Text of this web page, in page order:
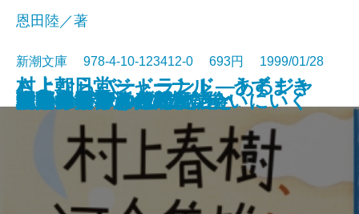
舞姫通信
きのね〔上〕
きのね〔下〕
「死の医学」への日記
いまなぜ青山二郎なのか
村上朝日堂ジャーナル うずまき
猫のみつけかた
さよならバードランド―あるジャ
ズ・ミュージシャンの回想―
水無月の墓
死んでも忘れない
球形の季節
恩田陸／著
新潮文庫 978-4-10-123412-0 693円 1999/01/28
村上春樹、河合隼雄に会いにいく
朱夏
私たちが好きだったこと
女文士
幻色江戸ごよみ
ホワイトアウト
陋巷に在り〔4〕徒の巻
トリエステの坂道
団欒
大人のための残酷童話